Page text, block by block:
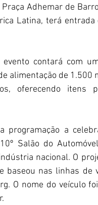
Adhemar de
Latina, terá
contará com
alimentação de 1.500
oferecendo itens
a
Salão do
nacional. O
baseou nas linhas de
O nome do veículo